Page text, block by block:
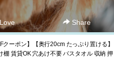
Share
クーポン】【奥行20cm たっぷり置ける】
棚 賃貸OK 穴あけ不要 バスタオル 収納 押